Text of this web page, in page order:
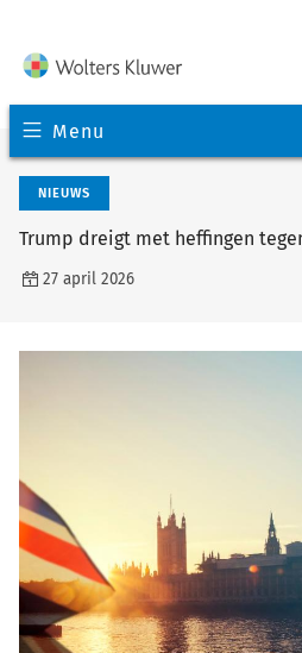
Menu
NIEUWS
Trump dreigt met heffingen
27 april 2026